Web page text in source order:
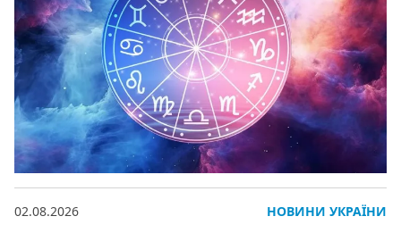
02.08.2026 НОВИНИ УКРАЇНИ